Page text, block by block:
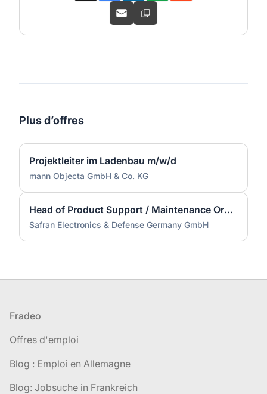
Plus d’offres
Projektleiter im Ladenbau m/w/d
mann Objecta GmbH & Co. KG
Head of Product Support / Maintenance Organisation (m/w/d)
Safran Electronics & Defense Germany GmbH
Pied de page
Fradeo
Offres d'emploi
Blog : Emploi en Allemagne
Blog: Jobsuche in Frankreich